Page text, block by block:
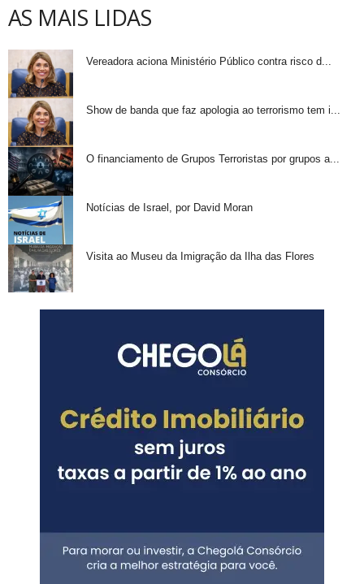
AS MAIS LIDAS
Vereadora aciona Ministério Público contra risco d...
Show de banda que faz apologia ao terrorismo tem i...
O financiamento de Grupos Terroristas por grupos a...
Notícias de Israel, por David Moran
Visita ao Museu da Imigração da Ilha das Flores